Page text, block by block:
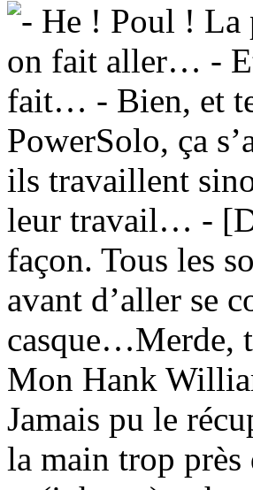
He ! Poul ! La
on fait aller… -
fait… - Bien, et
PowerSolo, ça
ils travaillent
leur travail… -
façon. Tous les
avant d’aller se
casque…Merde,
Mon Hank
Jamais pu le
la main trop